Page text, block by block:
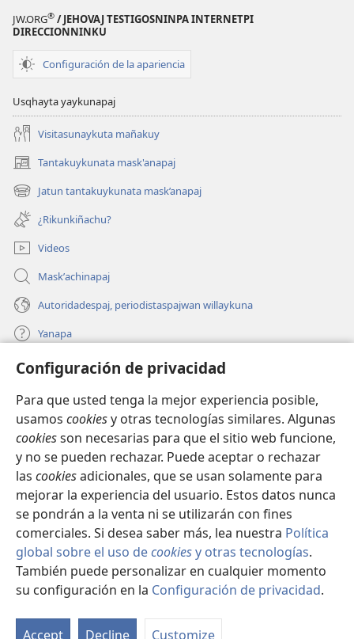
Configuración de privacidad
Para que usted tenga la mejor experiencia posible,
usamos cookiesy otras tecnologías similares. Algunas
cookiesson necesarias para que el sitio web funcione,
y no se pueden rechazar. Puede aceptar o rechazar
las cookiesadicionales, que se usan solamente para
mejorar la experiencia del usuario. Estos datos nunca
se pondrán a la venta ni se utilizarán con fines
comerciales. Si desea saber más, lea nuestra Política
global sobre el uso decookiesy otras tecnologías.
También puede personalizar en cualquier momento
su configuración en la Configuración de privacidad.
Accept Decline Customize
JW.ORG® / JEHOVAJ TESTIGOSNINPA INTERNETPI
DIRECCIONNINKU
Configuración de la apariencia
Usqhayta yaykunapaj
Visitasunaykuta mañakuy
Tantakuykunata mask'anapaj
(opens
new
window)
Jatun tantakuykunata mask’anapaj
(opens
new
window)
¿Rikunkiñachu?
Videos
Maskʼachinapaj
Autoridadespaj, periodistaspajwan willaykuna
Yanapa
Donaciones
new
window)INTERNETPI BIBLIOTECA Watchtower™
(opens
new
window)JW Hub
(opens
new
window)JW Library ®
Copyright© 2026 Watch Tower Bible and Tract Society of Pennsylvania.
CONDICIONES DE USO|POLÍTICA DE PRIVACIDAD|
CONFIGURACIÓN DE PRIVACIDAD